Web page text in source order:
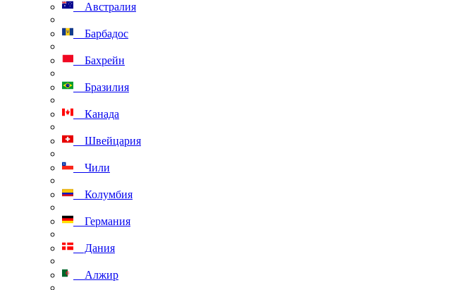
Австралия
Барбадос
Бахрейн
Бразилия
Канада
Швейцария
Чили
Колумбия
Германия
Дания
Алжир